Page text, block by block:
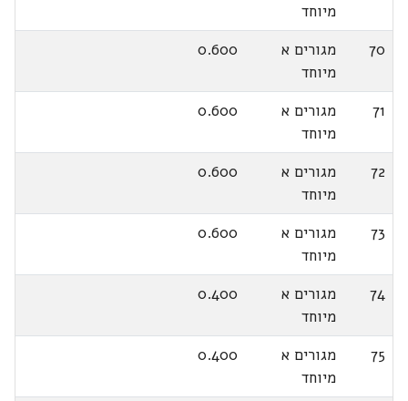
מיוחד
70
מגורים א
מיוחד
0.600
71
מגורים א
מיוחד
0.600
72
מגורים א
מיוחד
0.600
73
מגורים א
מיוחד
0.600
74
מגורים א
מיוחד
0.400
75
מגורים א
מיוחד
0.400